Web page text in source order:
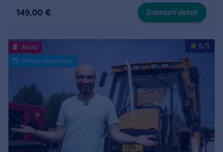
149,00 € Zobraziť detail
5/5
Akcia
Online rezervácia